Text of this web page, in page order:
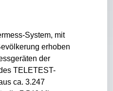
System, mit
erhoben
der
TELETEST-
ca. 3.247